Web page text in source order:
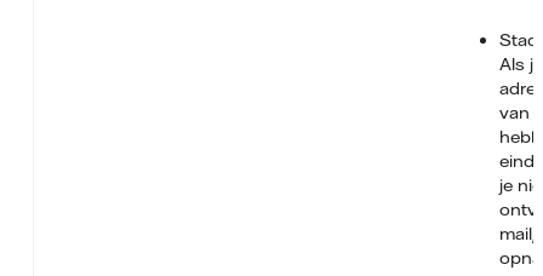
Als
van
je
mail/